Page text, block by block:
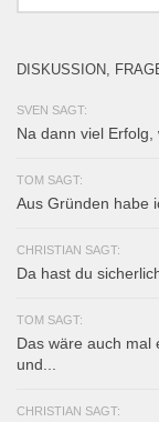
DISKUSSION,
SVEN SAGT:
Na dann viel
TOM SAGT:
Aus Gründen habe
CHRISTIAN SAGT:
Da hast du
TOM SAGT:
Das wäre auch mal
und...
CHRISTIAN SAGT: